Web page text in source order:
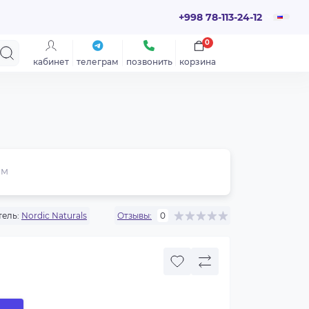
+998 78-113-24-12
кабинет телеграм позвонить корзина
0
Nordic Naturals Отзывы: 0